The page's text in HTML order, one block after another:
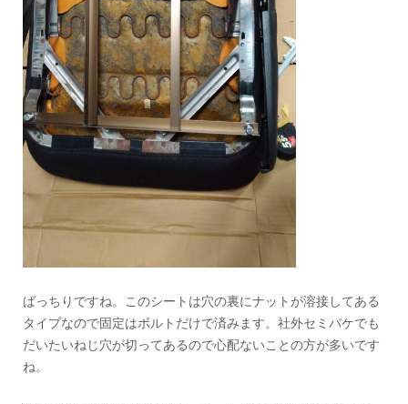
ばっちりですね。このシートは穴の裏にナットが溶接してある
タイプなので固定はボルトだけで済みます。社外セミバケでも
だいたいねじ穴が切ってあるので心配ないことの方が多いです
ね。